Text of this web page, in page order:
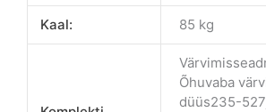
Kaal: 85 kg
Õhuvaba
düüs235-